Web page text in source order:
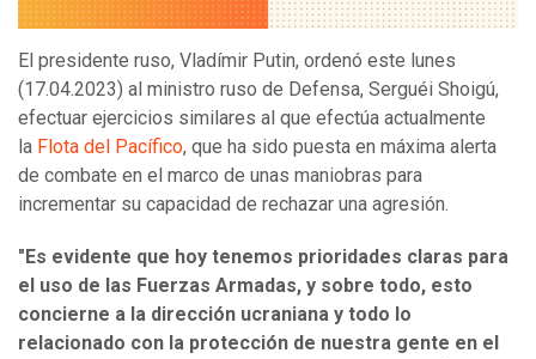
El presidente ruso, Vladímir Putin, ordenó este lunes
(17.04.2023) al ministro ruso de Defensa, Serguéi Shoigú,
efectuar ejercicios similares al que efectúa actualmente
la Flota del Pacífico, que ha sido puesta en máxima alerta
de combate en el marco de unas maniobras para
incrementar su capacidad de rechazar una agresión.
"Es evidente que hoy tenemos prioridades claras para
el uso de las Fuerzas Armadas, y sobre todo, esto
concierne a la dirección ucraniana y todo lo
relacionado con la protección de nuestra gente en el